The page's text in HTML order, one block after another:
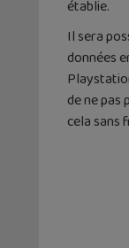
établie.
Il sera
données
de ne
cela sans